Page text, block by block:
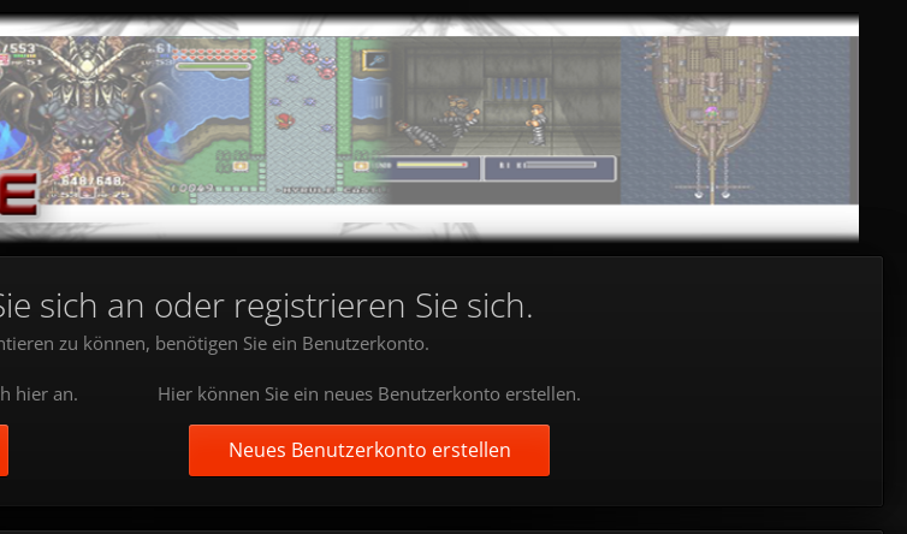
sich an oder registrieren Sie sich.
zu können, benötigen Sie ein Benutzerkonto.
hier an. Hier können Sie ein neues Benutzerkonto erstellen.
Neues Benutzerkonto erstellen